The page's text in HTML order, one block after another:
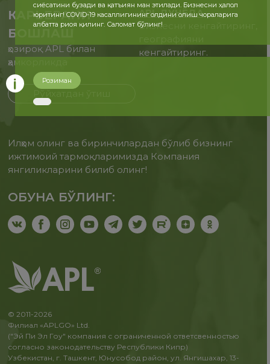
КАРЬЕРАНИ
БОШЛАШ
ҳозироқ APL билан
ҳамкорликда
APL ДУНЁДА
Бизнесни кенгайтиринг,
кенгайтиринг.
Илҳом олинг ва биринчилардан бўлиб бизнинг
ижтимоий тармоқларимизда Компания
янгиликларини билиб олинг!
ОБУНА БЎЛИНГ:
© 2011-2026
Филиал «APLGO» Ltd.
("Эй Пи Эл Гоу" компания с ограниченной ответсвенностью
согласно законодательству Республики Кипр)
Узбекистан, г. Ташкент, Юнусобод район, ул. Янгишахар, 13-
сиёсатини бузади ва қатъиян ман этилади. Бизнесни ҳалол
юритинг! COVID-19 касаллигининг олдини олиш чораларига
албатта риоя қилинг. Саломат бўлинг!
Розиман